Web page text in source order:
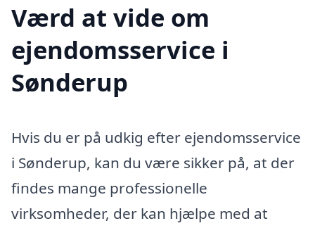
Værd at vide om
ejendomsservice i
Sønderup
Hvis du er på udkig efter ejendomsservice
i Sønderup, kan du være sikker på, at der
findes mange professionelle
virksomheder, der kan hjælpe med at